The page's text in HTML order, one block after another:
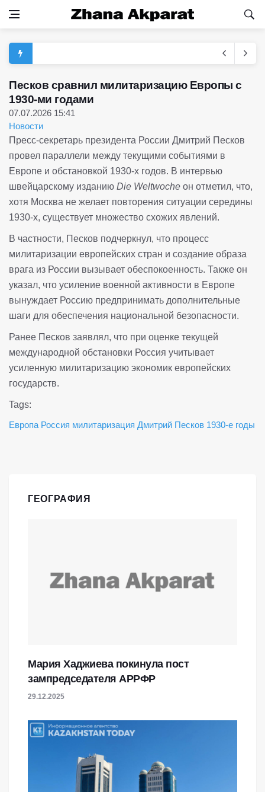
Песков сравнил милитаризацию Европы с
1930-ми годами
07.07.2026 15:41
Новости
Пресс-секретарь президента России Дмитрий Песков
провел параллели между текущими событиями в
Европе и обстановкой 1930-х годов. В интервью
швейцарскому изданию Die Weltwoche он отметил, что,
хотя Москва не желает повторения ситуации середины
1930-х, существует множество схожих явлений.
В частности, Песков подчеркнул, что процесс
милитаризации европейских стран и создание образа
врага из России вызывает обеспокоенность. Также он
указал, что усиление военной активности в Европе
вынуждает Россию предпринимать дополнительные
шаги для обеспечения национальной безопасности.
Ранее Песков заявлял, что при оценке текущей
международной обстановки Россия учитывает
усиленную милитаризацию экономик европейских
государств.
Tags:
Европа Россия милитаризация Дмитрий Песков 1930-е годы
ГЕОГРАФИЯ
Мария Хаджиева покинула пост
зампредседателя АРРФР
29.12.2025